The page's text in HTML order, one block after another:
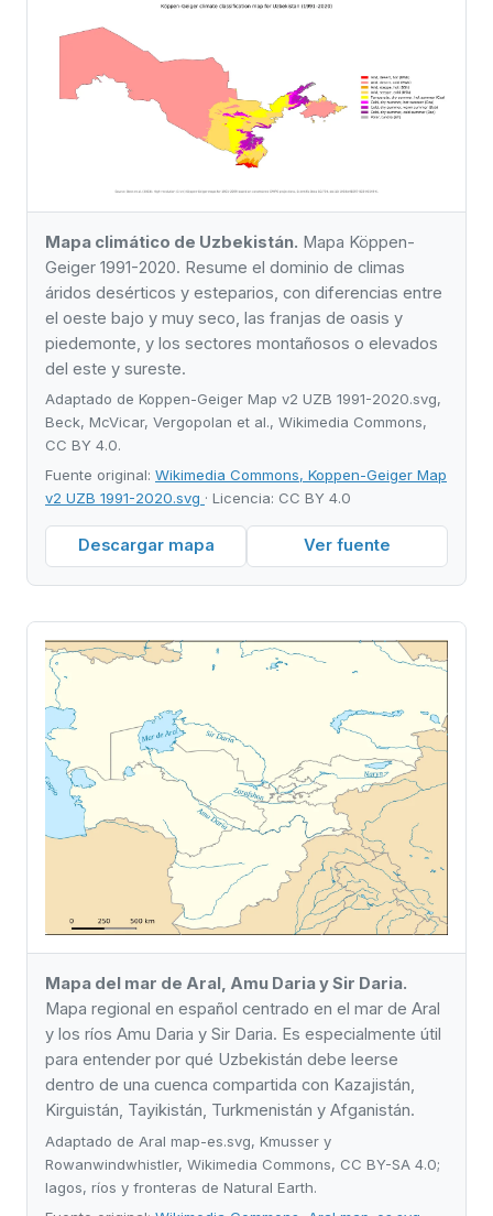
Mapa climático de Uzbekistán. Mapa Köppen-
Geiger 1991-2020. Resume el dominio de climas
áridos desérticos y esteparios, con diferencias entre
el oeste bajo y muy seco, las franjas de oasis y
piedemonte, y los sectores montañosos o elevados
del este y sureste.
Adaptado de Koppen-Geiger Map v2 UZB 1991-2020.svg,
Beck, McVicar, Vergopolan et al., Wikimedia Commons,
CC BY 4.0.
Fuente original: Wikimedia Commons, Koppen-Geiger Map
v2 UZB 1991-2020.svg · Licencia: CC BY 4.0
Descargar mapa Ver fuente
Mapa del mar de Aral, Amu Daria y Sir Daria.
Mapa regional en español centrado en el mar de Aral
y los ríos Amu Daria y Sir Daria. Es especialmente útil
para entender por qué Uzbekistán debe leerse
dentro de una cuenca compartida con Kazajistán,
Kirguistán, Tayikistán, Turkmenistán y Afganistán.
Adaptado de Aral map-es.svg, Kmusser y
Rowanwindwhistler, Wikimedia Commons, CC BY-SA 4.0;
lagos, ríos y fronteras de Natural Earth.